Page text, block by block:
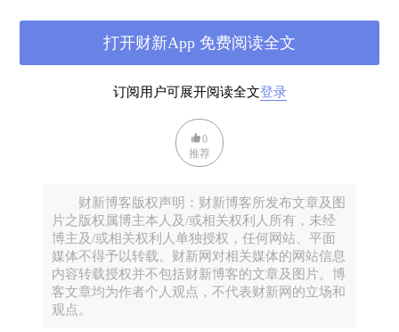
《克尔凯郭尔与神秘主义：接受，影响，共
郭尔”，新译根据丹麦发音，是“祁克果”。许多年前，
上世纪末叶，我常引用他的名言：“你怎样信仰，你就
怎样生活。”这本新书提供了克尔凯郭尔始终就有的神
秘主义情怀的最新考证，出版社的摘要：《克尔凯郭
视角阅读索伦·克尔凯郭尔不仅为这位丹麦人的思想带
来了新的视角，也为神秘主义本身提供了一种新的视
角，与存在主义问题、伦理学、跨信仰对话和社会政
治批评的相关性。
这三个部分主要关注：（
订阅用户可展开阅读全文登录
打开财新App 免费阅读全文
0
推荐
财新博客版权声明：财新博客所发布文章及图
片之版权属博主本人及/或相关权利人所有，未经
博主及/或相关权利人单独授权，任何网站、平面
媒体不得予以转载。财新网对相关媒体的网站信息
内容转载授权并不包括财新博客的文章及图片。博
客文章均为作者个人观点，不代表财新网的立场和
观点。